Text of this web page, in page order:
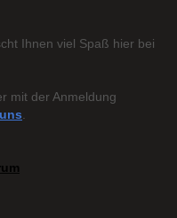
Ihnen viel Spaß hier bei
mit der Anmeldung